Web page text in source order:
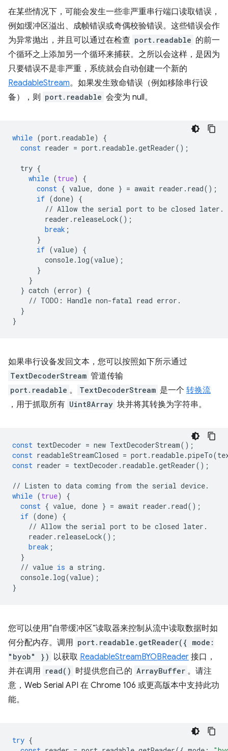
在某些情况下，可能会发生一些非严重串行端口读取错误，
例如缓冲区溢出、成帧错误或奇偶校验错误。这些错误会作
为异常抛出，并且可以通过在检查 port.readable 的前一
个循环之上添加另一个循环来捕获。之所以会这样，是因为
只要错误不是非严重，系统就会自动创建一个新的
ReadableStream。如果发生致命错误（例如移除串行设
备），则 port.readable 会变为 null。
while (port. readable)
{
const reader = port. readable.getReader();
try {
while (true)
{
const { value, done } = await reader . read();
if (done)
{
// Allow the serial port to be closed later .
reader . releaseLock();
break ;
}
if (value)
{
console. log(value);
}
}
} catch (error)
{
// TODO : Handle non-fatal read error .
}
}
如果串行设备发回文本，您可以按照如下所示通过
TextDecoderStream 管道传输
port.readable 。 TextDecoderStream 是一个 转换流
，用于抓取所有 Uint8Array 块并将其转换为字符串。
const textDecoder = new TextDecoderStream();
const readableStreamClosed = port. readable.pipeTo(
const reader = textDecoder . readable.getReader();
// Listen to data coming from the serial device.
while (true)
{
const { value, done } = await reader . read();
if (done)
{
// Allow the serial port to be closed later .
reader . releaseLock();
break ;
}
// value is a string .
console. log(value);
}
您可以使用“自带缓冲区”读取器来控制从流中读取数据时如
何分配内存。调用 port.readable.getReader({ mode:
"byob" }) 以获取 ReadableStreamBYOBReader 接口，
并在调用 read() 时提供您自己的 ArrayBuffer 。请注
意，Web Serial API 在 Chrome 106 或更高版本中支持此功
能。
try {